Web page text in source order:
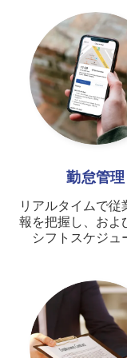
勤怠管理
リアルタイムで従
報を把握し、およ
シフトスケジュ